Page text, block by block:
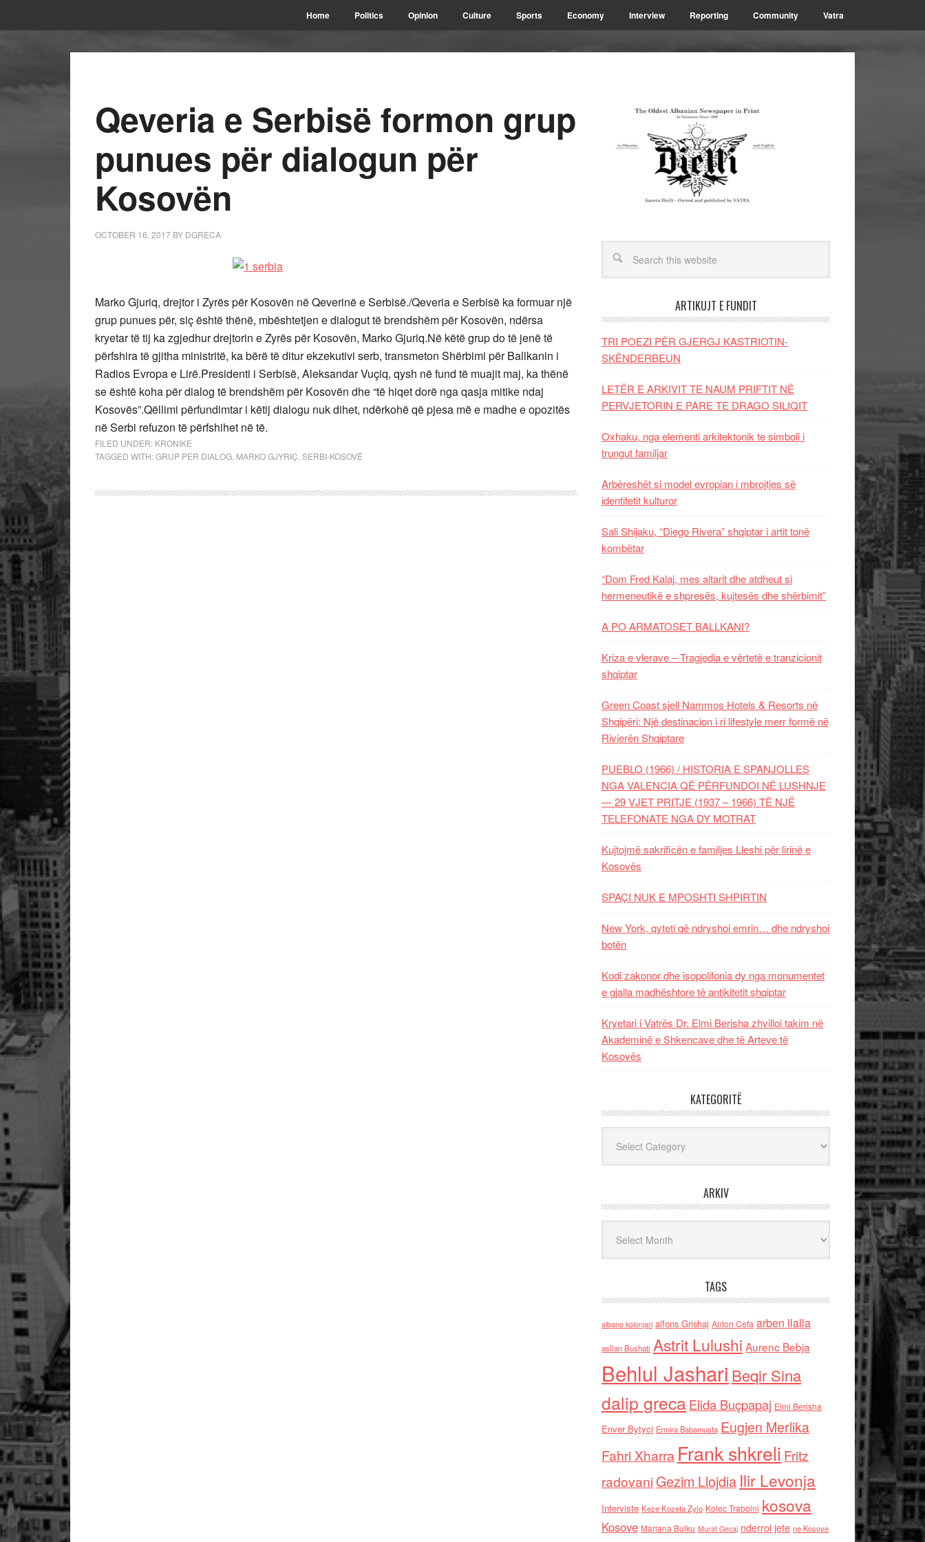
Home Politics Opinion Culture Sports Economy Interview Reporting Community Vatra
Qeveria e Serbisë formon grup
punues për dialogun për
Kosovën
OCTOBER 16, 2017 BY DGRECA
Marko Gjuriq, drejtor i Zyrës për Kosovën në Qeverinë e Serbisë./Qeveria e Serbisë ka formuar një
grup punues për, siç është thënë, mbështetjen e dialogut të brendshëm për Kosovën, ndërsa
kryetar të tij ka zgjedhur drejtorin e Zyrës për Kosovën, Marko Gjuriq.Në këtë grup do të jenë të
përfshira të gjitha ministritë, ka bërë të ditur ekzekutivi serb, transmeton Shërbimi për Ballkanin i
Radios Evropa e Lirë.Presidenti i Serbisë, Aleksandar Vuçiq, qysh në fund të muajit maj, ka thënë
se është koha për dialog të brendshëm për Kosovën dhe “të hiqet dorë nga qasja mitike ndaj
Kosovës”.Qëllimi përfundimtar i këtij dialogu nuk dihet, ndërkohë që pjesa më e madhe e opozitës
në Serbi refuzon të përfshihet në të.
FILED UNDER: KRONIKE
TAGGED WITH:GRUP PER DIALOG MARKO GJYRIÇ SERBI-KOSOVË
ARTIKUJT E FUNDIT
TRI POEZI PËR GJERGJ KASTRIOTIN-
SKËNDERBEUN
LETËR E ARKIVIT TE NAUM PRIFTIT NË
PERVJETORIN E PARE TE DRAGO SILIQIT
Oxhaku, nga elementi arkitektonik te simboli i
trungut familjar
Arbëreshët si model evropian i mbrojtjes së
identitetit kulturor
Sali Shijaku, “Diego Rivera” shqiptar i artit tonë
kombëtar
“Dom Fred Kalaj, mes altarit dhe atdheut si
hermeneutikë e shpresës, kujtesës dhe shërbimit”
A PO ARMATOSET BALLKANI?
Kriza e vlerave – Tragjedia e vërtetë e tranzicionit
shqiptar
Green Coast sjell Nammos Hotels & Resorts në
Shqipëri: Një destinacion i ri lifestyle merr formë në
Rivierën Shqiptare
PUEBLO (1966) / HISTORIA E SPANJOLLES
NGA VALENCIA QË PËRFUNDOI NË LUSHNJE
— 29 VJET PRITJE (1937 – 1966) TË NJË
TELEFONATE NGA DY MOTRAT
Kujtojmë sakrificën e familjes Lleshi për lirinë e
Kosovës
SPAÇI NUK E MPOSHTI SHPIRTIN
New York, qyteti që ndryshoi emrin… dhe ndryshoi
botën
Kodi zakonor dhe isopolifonia dy nga monumentet
e gjalla madhështore të antikitetit shqiptar
Kryetari i Vatrës Dr. Elmi Berisha zhvilloi takim në
Akademinë e Shkencave dhe të Arteve të
Kosovës
KATEGORITË
ARKIV
TAGS
albano kolonjari alfons Grishaj Anton Cefa arben llalla
asllan Bushati Astrit Lulushi Aurenc Bebja
Behlul Jashari Beqir Sina
dalip grecaElida Buçpapaj Elmi Berisha
Enver Bytyci Ermira Babamusta Eugjen Merlika
Fahri Xharra Frank shkreli Fritz
radovaniGezim Llojdia Ilir Levonja
Interviste Keze Kozeta Zylo Kolec Traboini kosova
Kosove Marjana Bulku Murat Gecaj nderroi jete ne Kosove